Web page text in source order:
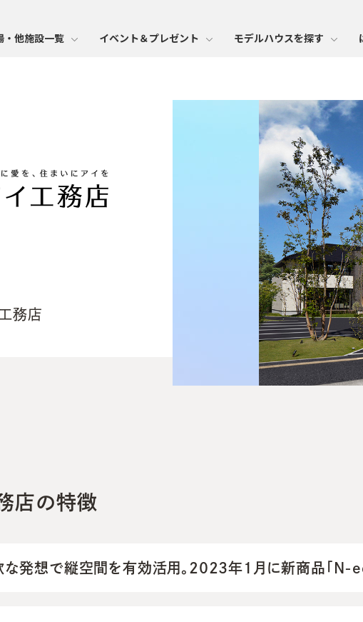
・他施設一覧 イベント＆プレゼント モデルハウスを探す
務店
店の特徴
な発想で縦空間を有効活用。2023年1月に新商品「N-